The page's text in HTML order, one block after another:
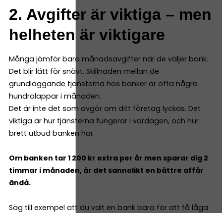
2. Avgifter är viktiga – men
helheten är viktigare
Många jämför bara månadsavgifter när de väljer bank.
Det blir lätt för snävt. Skillnaden mellan de
grundläggande tjänsterna hos banker är ofta några
hundralappar i månaden.
Det är inte det som avgör om ditt företag lyckas. Det
viktiga är hur tjänsterna fungerar i vardagen, och hur
brett utbud banken har.
Om banken tar 1 200 kr extra per år men sparar dig 2
timmar i månaden, är det sannolikt en bättre affär
ändå.
Säg till exempel att du valt en bank bara för att få låga